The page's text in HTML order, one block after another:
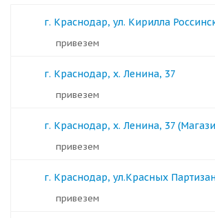
г. Краснодар, ул. Кирилла
Привезем
г. Краснодар, х. Ленина, 37
Привезем
г. Краснодар, х. Ленина, 37
Привезем
г. Краснодар, ул.Красных
Привезем